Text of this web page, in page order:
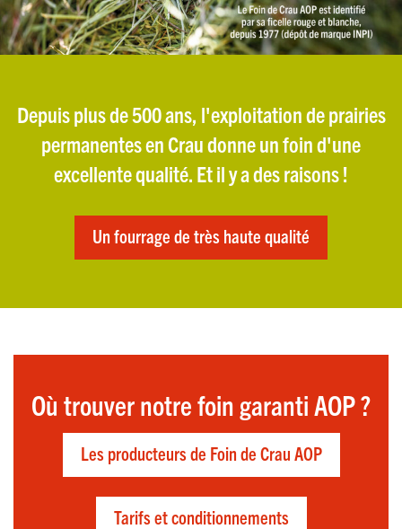
Depuis plus de 500 ans, l'exploitation de prairies
permanentes en Crau donne un foin d'une
excellente qualité. Et il y a des raisons !
Un fourrage de très haute qualité
Où trouver notre foin garanti AOP ?
Les producteurs de Foin de Crau AOP
Tarifs et conditionnements